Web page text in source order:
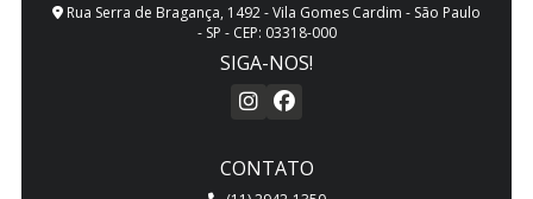
Rua Serra de Bragança, 1492 - Vila Gomes Cardim - São Paulo
- SP - CEP: 03318-000
SIGA-NOS!
CONTATO